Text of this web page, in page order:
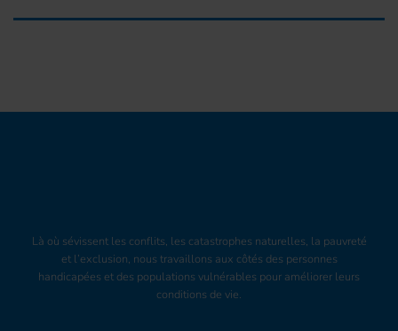
Là où sévissent les conflits, les catastrophes naturelles, la pauvreté
et l’exclusion, nous travaillons aux côtés des personnes
handicapées et des populations vulnérables pour améliorer leurs
conditions de vie.